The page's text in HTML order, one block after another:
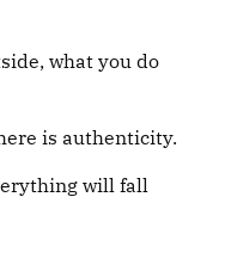
what you do
is authenticity.
will fall